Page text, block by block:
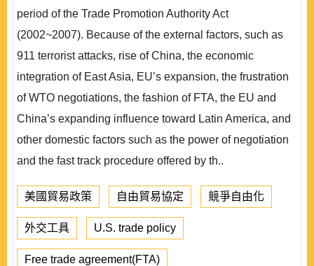
period of the Trade Promotion Authority Act
(2002~2007). Because of the external factors, such as
911 terrorist attacks, rise of China, the economic
integration of East Asia, EU’s expansion, the frustration
of WTO negotiations, the fashion of FTA, the EU and
China’s expanding influence toward Latin America, and
other domestic factors such as the power of negotiation
and the fast track procedure offered by th..
美國貿易政策 自由貿易協定 競爭自由化
外交工具 U.S. trade policy
Free trade agreement(FTA)